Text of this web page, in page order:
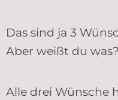
Das sind ja 3
Aber weißt du was?
Alle drei Wünsche